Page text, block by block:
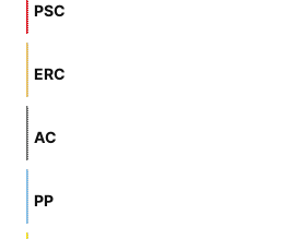
PSC
ERC
AC
PP